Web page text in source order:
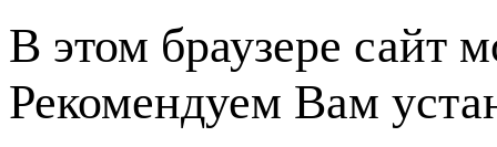
В этом браузере сайт
Рекомендуем Вам